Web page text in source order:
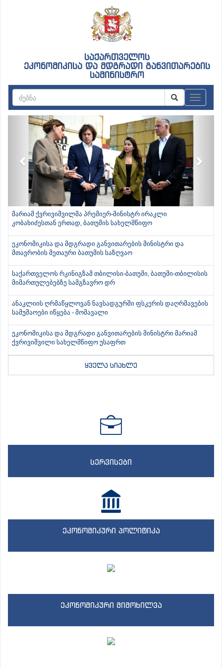
საქართველოს
ეკონომიკისა და მდგრადი განვითარების
სამინისტრო
Previous
მარიამ ქვრივიშვილმა პრემიერ-მინისტრ ირაკლი
კობახიძესთან ერთად, ბათუმის სახელმწიფო
ეკონომიკისა და მდგრადი განვითარების მინისტრი და
მთავრობის მეთაური ბათუმის საზღვაო
საქართველოს რკინიგზამ თბილისი-ბათუმი, ბათუმი-თბილისის
მიმართულებებზე სამგზავრო დრ
ანაკლიის ღრმაწყლოვან ნავსადგურში ფსკერის დაღრმავების
სამუშაოები იწყება - მომავალი
ეკონომიკისა და მდგრადი განვითარების მინისტრი მარიამ
ქვრივიშვილი სახელმწიფო უსაფრთ
ყველა სიახლე
სერვისები
ეკონომიკური პოლიტიკა
ეკონომიკური მიმოხილვა